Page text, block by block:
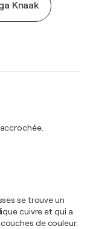
Knaak
se trouve un
cuivre et qui a
de couleur.